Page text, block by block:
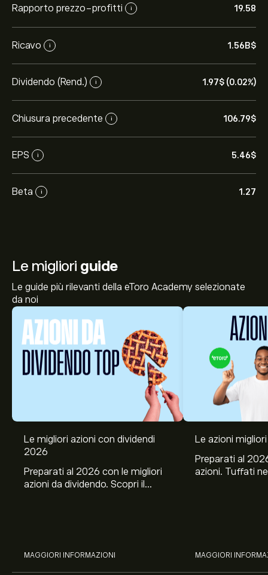
Rapporto prezzo-profitti i 19.58
Ricavo i 1.56B‎$‎
Dividendo (Rend.) i 1.97‎$‎ (0.02%)
Chiusura precedente i 106.79‎$‎
EPS i 5.46‎$‎
Beta i 1.27
Le migliori guide
Le guide più rilevanti della eToro Academy selezionate
da noi
Le migliori azioni con dividendi
2026
Preparati al 2026 con le migliori
azioni da dividendo. Scopri il
MAGGIORI INFORMAZIONI
Le azioni
Preparati al
azioni. Tuffati
MAGGIORI